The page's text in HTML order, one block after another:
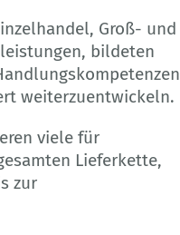
Groß- und
bildeten
weiterzuentwickeln.
viele für
Lieferkette,
zur